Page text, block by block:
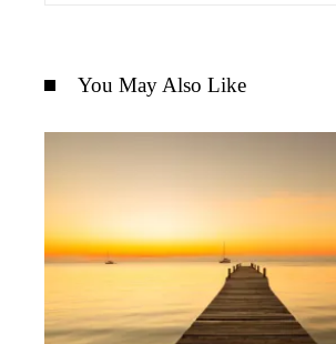
You May Also Like